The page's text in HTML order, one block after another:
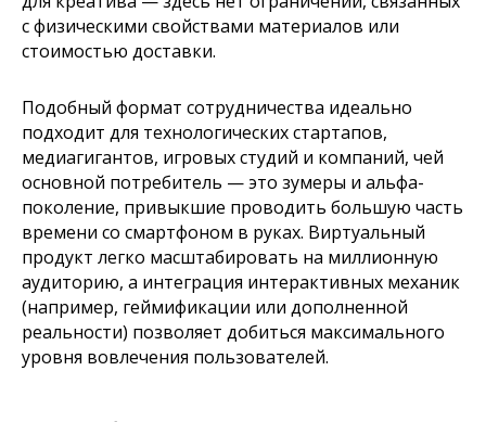
с физическими свойствами материалов или
стоимостью доставки.
Подобный формат сотрудничества идеально
подходит для технологических стартапов,
медиагигантов, игровых студий и компаний, чей
основной потребитель — это зумеры и альфа-
поколение, привыкшие проводить большую часть
времени со смартфоном в руках. Виртуальный
продукт легко масштабировать на миллионную
аудиторию, а интеграция интерактивных механик
(например, геймификации или дополненной
реальности) позволяет добиться максимального
уровня вовлечения пользователей.